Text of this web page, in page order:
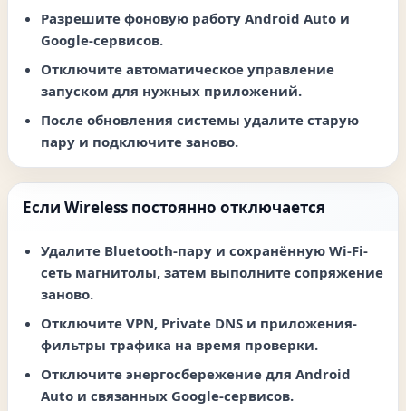
Разрешите фоновую работу Android Auto и
Google-сервисов.
Отключите автоматическое управление
запуском для нужных приложений.
После обновления системы удалите старую
пару и подключите заново.
Если Wireless постоянно отключается
Удалите Bluetooth-пару и сохранённую Wi-Fi-
сеть магнитолы, затем выполните сопряжение
заново.
Отключите VPN, Private DNS и приложения-
фильтры трафика на время проверки.
Отключите энергосбережение для Android
Auto и связанных Google-сервисов.